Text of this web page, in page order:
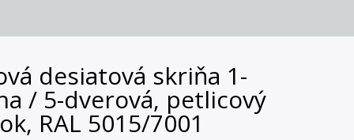
desiatová skriňa 1-
/ 5-dverová, petlicový
RAL 5015/7001